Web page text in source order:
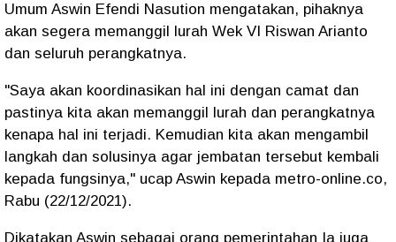
Umum Aswin Efendi Nasution mengatakan, pihaknya
akan segera memanggil lurah Wek VI Riswan Arianto
dan seluruh perangkatnya.
"Saya akan koordinasikan hal ini dengan camat dan
pastinya kita akan memanggil lurah dan perangkatnya
kenapa hal ini terjadi. Kemudian kita akan mengambil
langkah dan solusinya agar jembatan tersebut kembali
kepada fungsinya," ucap Aswin kepada metro-online.co,
Rabu (22/12/2021).
Dikatakan Aswin sebagai orang pemerintahan Ia juga